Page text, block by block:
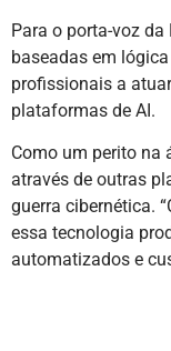
Para o porta-voz
baseadas em
profissionais a
plataformas de AI.
Como um perito na
através de outras
guerra cibernética.
essa tecnologia
automatizados e